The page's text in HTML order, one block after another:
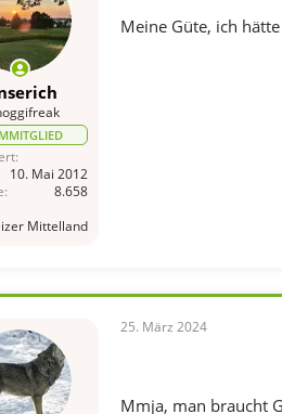
10. Mai 2012
8.658
Mittelland
Meine Güte, ich
25. März 2024
Mmja, man braucht